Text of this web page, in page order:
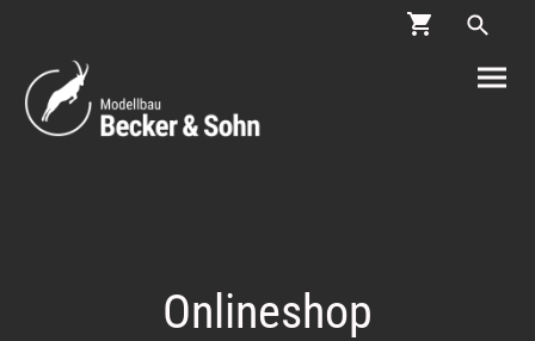
Onlineshop